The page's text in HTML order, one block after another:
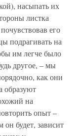
насыпать их
листка
его
подрагивать на
им легче было
другое, – мы
как они
образуют
на
опыт –
он будет, зависит